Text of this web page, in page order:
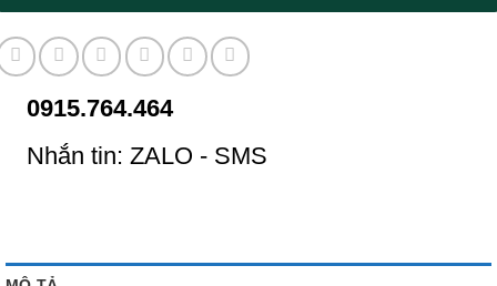
0915.764.464
Nhắn tin: ZALO - SMS